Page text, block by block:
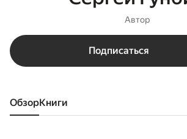
Автор
Подписаться
Обзор книги